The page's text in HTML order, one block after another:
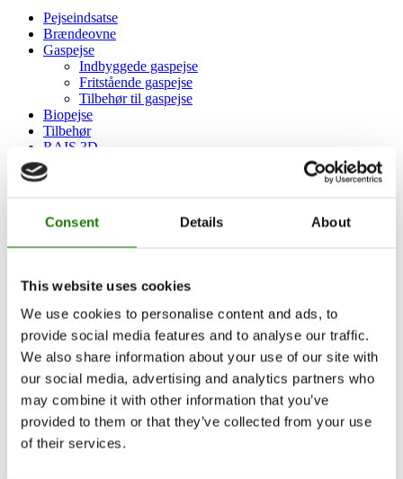
Consent Details About
This website uses cookies
We use cookies to personalise content and ads, to
provide social media features and to analyse our traffic.
We also share information about your use of our site with
our social media, advertising and analytics partners who
may combine it with other information that you’ve
provided to them or that they’ve collected from your use
of their services.
Pejseindsatse
Brændeovne
Gaspejse
Indbyggede gaspejse
Fritstående gaspejse
Tilbehør til gaspejse
Biopejse
Tilbehør
RAIS 3D
Dokumentation og guides
Før køb
Bliv Inspireret
FAQ
Kataloger
Kontakt
Kundeservice
Om RAIS
ESG
Garanti
Pressefoto
Opdater forhandler data
Forhandler login